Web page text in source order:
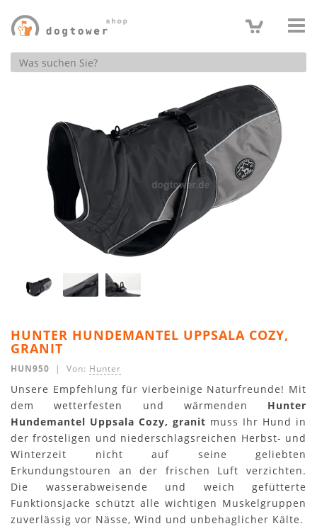
Produktsuche
HUNTER HUNDEMANTEL UPPSALA COZY,
GRANIT
HUN950 | Von: Hunter
Unsere Empfehlung für vierbeinige Naturfreunde! Mit
dem wetterfesten und wärmenden Hunter
Hundemantel Uppsala Cozy, granit muss Ihr Hund in
der frösteligen und niederschlagsreichen Herbst- und
Winterzeit nicht auf seine geliebten
Erkundungstouren an der frischen Luft verzichten.
Die wasserabweisende und weich gefütterte
Funktionsjacke schützt alle wichtigen Muskelgruppen
zuverlässig vor Nässe, Wind und unbehaglicher Kälte.